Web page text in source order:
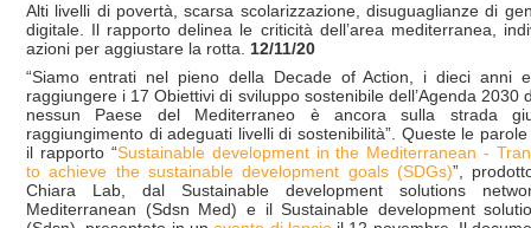
Alti livelli di povertà, scarsa scolarizzazione, disuguaglianze di
digitale. Il rapporto delinea le criticità dell’area mediterranea,
azioni per aggiustare la rotta. 12/11/20
“Siamo entrati nel pieno della Decade of Action, i dieci anni
raggiungere i 17 Obiettivi di sviluppo sostenibile dell’Agenda 2030
nessun Paese del Mediterraneo è ancora sulla strada
raggiungimento di adeguati livelli di sostenibilità”. Queste le
il rapporto “Sustainable development in the Mediterranean -
to achieve the sustainable development goals (SDGs)”,
Chiara Lab, dal Sustainable development solutions
Mediterranean (Sdsn Med) e il Sustainable development